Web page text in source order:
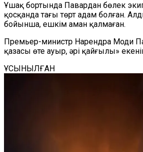
Ұшақ бортында Павардан бөлек
қосқанда тағы төрт адам болған.
бойынша, ешкім аман қалмаған.
Премьер-министр Нарендра Моди
қазасы өте ауыр, әрі қайғылы»
ҰСЫНЫЛҒАН